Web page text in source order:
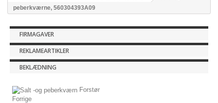
peberkværne, 560304393A09
FIRMAGAVER
REKLAMEARTIKLER
BEKLÆDNING
Forstør
Forrige